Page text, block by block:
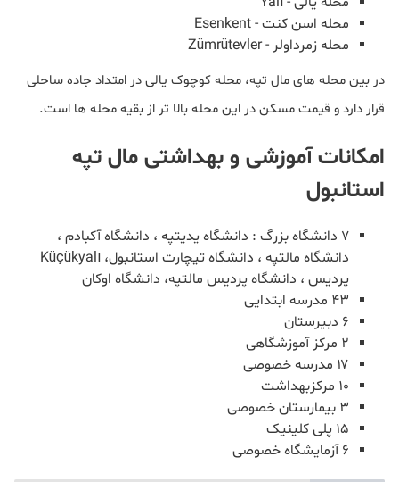
محله اسن کنت - Esenkent
محله زمرداولر - Zümrütevler
در بین محله های مال تپه، محله کوچوک یالی در امتداد جاده ساحلی
قرار دارد و قیمت مسکن در این محله بالا تر از بقیه محله ها است.
امکانات آموزشی و بهداشتی مال تپه
استانبول
۷ دانشگاه بزرگ : دانشگاه یدیتپه ، دانشگاه آکبادم ،
دانشگاه مالتپه ، دانشگاه تیچارت استانبول، Küçükyalı
پردیس ، دانشگاه پردیس مالتپه، دانشگاه اوکان
۴۳ مدرسه ابتدایی
۶ دبیرستان
۲ مرکز آموزشگاهی
۱۷ مدرسه خصوصی
۱۰ مرکزبهداشت
۳ بیمارستان خصوصی
۱۵ پلی کلینیک
۶ آزمایشگاه خصوصی